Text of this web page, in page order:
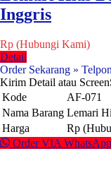
Inggris
Rp (Hubungi Kami)
Detail
Order Sekarang »
Kirim Detail atau
Kode
AF-071
Nama Barang Lemari
Harga
Rp
Order VIA WhatsApp